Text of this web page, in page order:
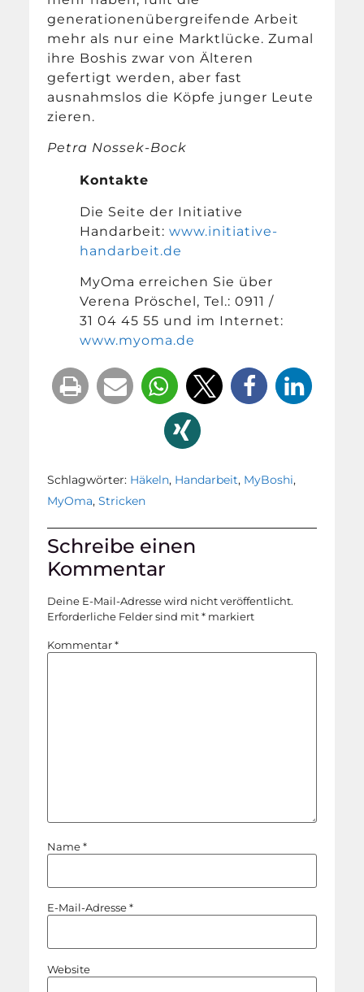
generationenübergreifende Arbeit
mehr als nur eine Marktlücke. Zumal
ihre Boshis zwar von Älteren
gefertigt werden, aber fast
ausnahmslos die Köpfe junger Leute
zieren.
Petra Nossek-Bock
Kontakte
Die Seite der Initiative
Handarbeit:www.initiative-
handarbeit.de
MyOma erreichen Sie über
Verena Pröschel, Tel.: 0911 /
31 04 45 55 und im Internet:
www.myoma.de
Schlagwörter: Häkeln, Handarbeit, MyBoshi,
MyOma,Stricken
Schreibe einen
Kommentar
Deine E-Mail-Adresse wird nicht veröffentlicht.
Erforderliche Felder sind mit* markiert
Kommentar*
Name*
E-Mail-Adresse*
Website